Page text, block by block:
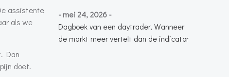
assistente
als we
Dan
doet.
- mei 24, 2026 -
Dagboek van een daytrader, Wanneer
de markt meer vertelt dan de indicator